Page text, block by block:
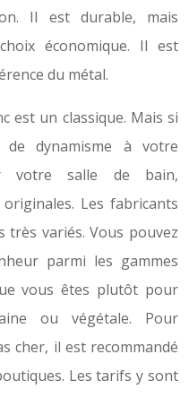
Il est durable, mais
économique. Il est
du métal.
est un classique. Mais si
dynamisme à votre
votre salle de bain,
Les fabricants
variés. Vous pouvez
parmi les gammes
vous êtes plutôt pour
ou végétale. Pour
cher, il est recommandé
Les tarifs y sont